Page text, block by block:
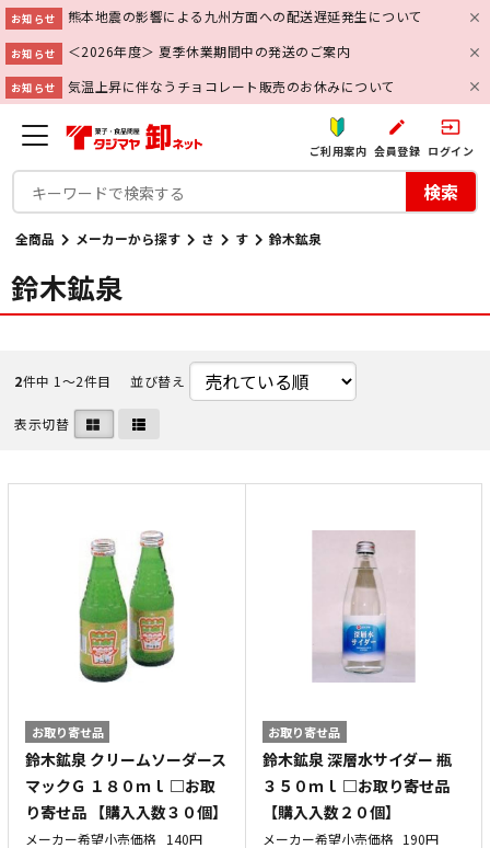
お知らせ 熊本地震の影響による九州方面への配送遅延発生について
お知らせ ＜2026年度＞ 夏季休業期間中の発送のご案内
お知らせ 気温上昇に伴なうチョコレート販売のお休みについて
ご利用案内
create
会員登録
input
ログイン
検索
全商品 メーカーから探す さ す 鈴木鉱泉
鈴木鉱泉
2件中 1〜2件目 並び替え
表示切替
お取り寄せ品
鈴木鉱泉 クリームソーダース
マックＧ １８０ｍｌ □お取
り寄せ品 【購入入数３０個】
メーカー希望小売価格 140円
お取り寄せ品
鈴木鉱泉 深層水サイダー 瓶
３５０ｍｌ □お取り寄せ品
【購入入数２０個】
メーカー希望小売価格 190円